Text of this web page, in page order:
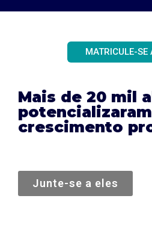
MATRICULE-SE
Mais de 20 mil
crescimento
Junte-se a eles